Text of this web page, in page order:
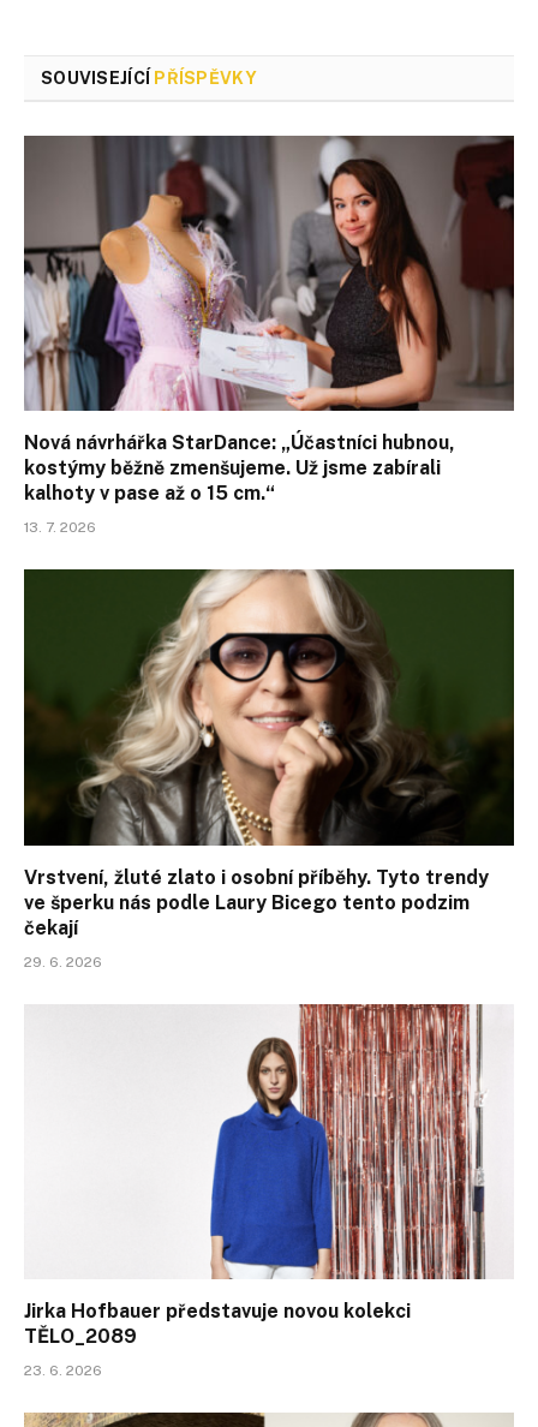
SOUVISEJÍCÍ PŘÍSPĚVKY
Nová návrhářka StarDance: „Účastníci hubnou,
kostýmy běžně zmenšujeme. Už jsme zabírali
kalhoty v pase až o 15 cm.“
13. 7. 2026
Vrstvení, žluté zlato i osobní příběhy. Tyto trendy
ve šperku nás podle Laury Bicego tento podzim
čekají
29. 6. 2026
Jirka Hofbauer představuje novou kolekci
TĚLO_2089
23. 6. 2026